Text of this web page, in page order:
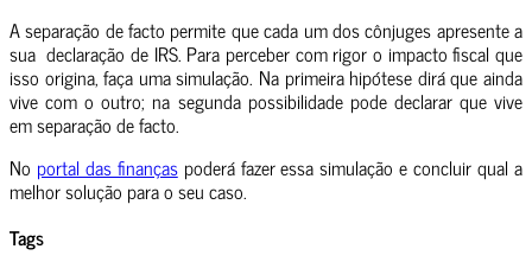
A separação de facto permite que cada um dos cônjuges apresente a
sua declaração de IRS. Para perceber com rigor o impacto fiscal que
isso origina, faça uma simulação. Na primeira hipótese dirá que ainda
vive com o outro; na segunda possibilidade pode declarar que vive
em separação de facto.
No portal das finançaspoderá fazer essa simulação e concluir qual a
melhor solução para o seu caso.
Tags